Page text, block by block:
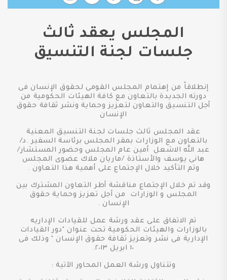
المجلس يعقد ثالث
جلسات لجنة التنسيق
إنطلاقاً من إهتمام المجلس القومى لحقوق الإنسان فى
دورته الجديدة بالتعاون مع كافة الهيئات الحكومية من
أجل التنسيق والتعاون لتعزيز وحماية ونشر ثقافة حقوق
الإنسان
عقد المجلس ثالث جلسات لجنة التنسيق المعنية
بالتعاون مع الوزارات بمقر المجلس برئاسة السفير .د/
عبد الله الاشعل أمين عام المجلس وحضور المستشار/
هانى يوسف والأستاذة /ماريان ملاك عضوى المجلس
وتم التأكيد خلال الإجتماع على أهمية هذا التعاون .
وقد تم خلال الإجتماع مناقشة أطر التعاون المشترك بين
المجلس و الوزارات من أجل تعزيز وحماية حقوق
الإنسان .
تم الاتفاق على عقد ورشة عمل للقيادات الإداريه
بالوزارات والهيئات الحكومية تحت عنوان "دور القيادات
الإدارية فى نشر وتعزيز ثقافة حقوق الإنسان " وذلك فى
١٠ ابريل ٢٠١٣.
وتتناول ورشة العمل المحاور الآتية :